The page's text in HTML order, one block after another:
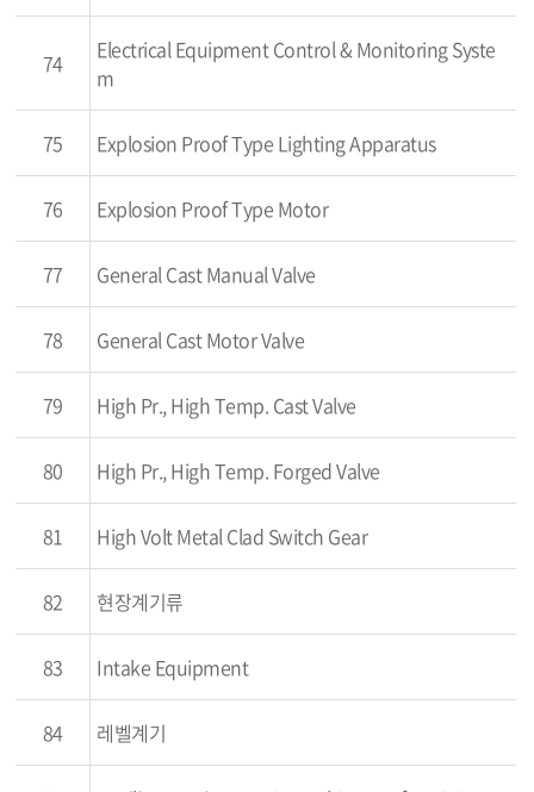
74
Electrical Equipment Control & Monitoring Syste
m
75 Explosion Proof Type Lighting Apparatus
76 Explosion Proof Type Motor
77 General Cast Manual Valve
78 General Cast Motor Valve
79 High Pr., High Temp. Cast Valve
80 High Pr., High Temp. Forged Valve
81 High Volt Metal Clad Switch Gear
82 현장계기류
83 Intake Equipment
84 레벨계기